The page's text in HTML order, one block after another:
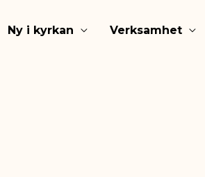
Ny i kyrkan Verksamhet